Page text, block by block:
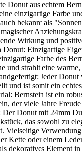
Donut aus echtem
einzigartige Farbe
bekannt als
Wirkung und
Donut: Einzigartige
Farbe des
und strahlt eine warme,
Jeder
und ist somit ein
Bernstein ist ein
der viele Jahre Freude
Der Donut mit 24mm
das sowohl zu
Vielseitige
Kette oder einem
dekoratives Element